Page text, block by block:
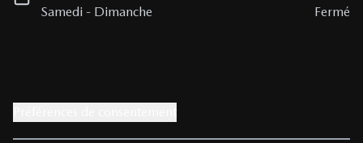
Samedi - Dimanche Fermé